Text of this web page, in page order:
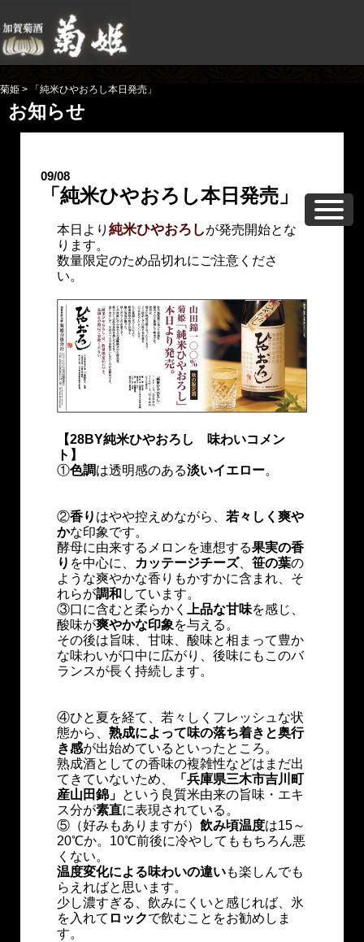
菊姫 > 「純米ひやおろし本日発売」
お知らせ
09/08
「純米ひやおろし本日発売」
本日より 純米ひやおろしが発売開始とな
ります。
数量限定のため品切れにご注意くださ
い。
【28BY純米ひやおろし 味わいコメン
ト】
①色調は透明感のある淡いイエロー。
②香り はやや控えめながら、 若々しく爽や
かな印象です。
酵母に由来するメロンを連想する果実の香
り を中心に、 カッテージチーズ、 笹の葉の
ような爽やかな香りもかすかに含まれ、そ
れらが調和 しています。
③口に含むと柔らかく 上品な甘味を感じ、
酸味が爽やかな印象を与える。
その後は旨味、甘味、酸味と相まって豊か
な味わいが口中に広がり、後味にもこのバ
ランスが長く持続します。
④ひと夏を経て、若々しくフレッシュな状
態から、 熟成によって味の落ち着きと奥行
き感が出始めているといったところ。
熟成酒としての香味の複雑性などはまだ出
てきていないため、
「兵庫県三木市吉川町
産山田錦」 という良質米由来の旨味・エキ
ス分が素直に表現されている。
⑤（好みもありますが） 飲み頃温度は15～
20℃か。10℃前後に冷やしてももちろん悪
くない。
温度変化による味わいの違いも楽しんでも
らえればと思います。
少し濃すぎる、飲みにくいと感じれば、氷
を入れて ロックで飲むことをお勧めしま
す。